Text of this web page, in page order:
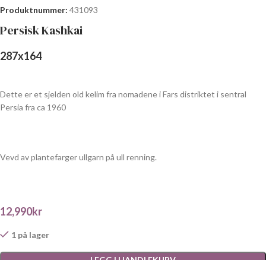
Produktnummer: 431093
Persisk Kashkai
287x164
Dette er et sjelden old kelim fra nomadene i Fars distriktet i sentral
Persia fra ca 1960
Vevd av plantefarger ullgarn på ull renning.
12,990kr
1 på lager